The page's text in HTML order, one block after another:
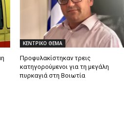
ΚΕΝΤΡΙΚΟ ΘΕΜΑ
Προφυλακίστηκαν τρεις
κατηγορούμενοι για τη μεγάλη
πυρκαγιά στη Βοιωτία